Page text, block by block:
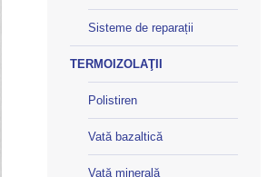
Sisteme de reparații
TERMOIZOLAŢII
Polistiren
Vată bazaltică
Vată minerală